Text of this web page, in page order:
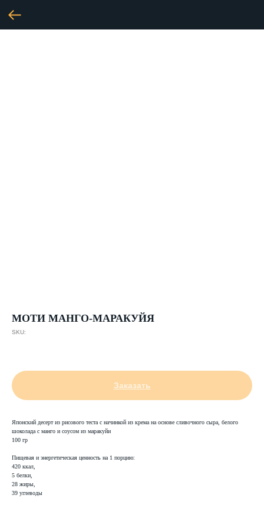
МОТИ МАНГО-МАРАКУЙЯ
SKU:
Заказать
Японский десерт из рисового теста с начинкой из крема на основе сливочного сыра, белого
шоколада с манго и соусом из маракуйи
100 гр
Пищевая и энергетическая ценность на 1 порцию:
420 ккал,
5 белки,
28 жиры,
39 углеводы